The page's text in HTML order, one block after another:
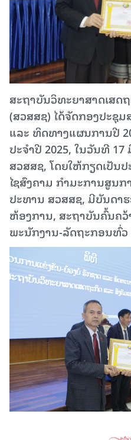
ສະຖາບັນວິທະຍາສາດເສດ
(ສວສສຊ) ໄດ້ຈັດກອງປະຊຸ
ແລະ ທິດທາງແຜນການປີ
ປະຈຳປີ 2025, ໃນວັນທີ
ສວສສຊ, ໂດຍໃຫ້ກຽດເປັນ
ໄຊສົງຄາມ ກຳມະການສູນ
ປະທານ ສວສສຊ, ມີບັນດ
ຫ້ອງການ, ສະຖາບັນຄົ້ນຄ
ພະນັກງານ-ລັດຖະກອນທົ່ວ